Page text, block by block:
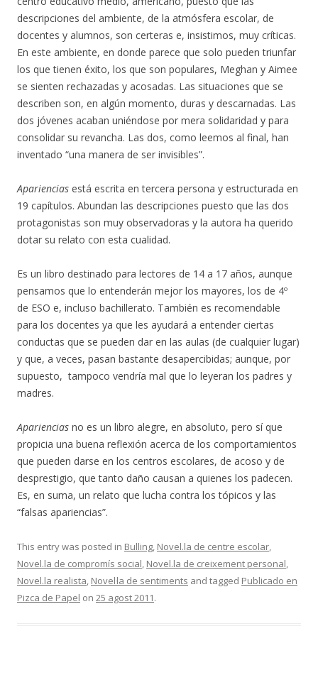
descripciones del ambiente, de la atmósfera escolar, de
docentes y alumnos, son certeras e, insistimos, muy críticas.
En este ambiente, en donde parece que solo pueden triunfar
los que tienen éxito, los que son populares, Meghan y Aimee
se sienten rechazadas y acosadas. Las situaciones que se
describen son, en algún momento, duras y descarnadas. Las
dos jóvenes acaban uniéndose por mera solidaridad y para
consolidar su revancha. Las dos, como leemos al final, han
inventado “una manera de ser invisibles”.
Apariencias está escrita en tercera persona y estructurada en
19 capítulos. Abundan las descripciones puesto que las dos
protagonistas son muy observadoras y la autora ha querido
dotar su relato con esta cualidad.
Es un libro destinado para lectores de 14 a 17 años, aunque
pensamos que lo entenderán mejor los mayores, los de 4º
de ESO e, incluso bachillerato. También es recomendable
para los docentes ya que les ayudará a entender ciertas
conductas que se pueden dar en las aulas (de cualquier lugar)
y que, a veces, pasan bastante desapercibidas; aunque, por
supuesto, tampoco vendría mal que lo leyeran los padres y
madres.
Apariencias no es un libro alegre, en absoluto, pero sí que
propicia una buena reflexión acerca de los comportamientos
que pueden darse en los centros escolares, de acoso y de
desprestigio, que tanto daño causan a quienes los padecen.
Es, en suma, un relato que lucha contra los tópicos y las
“falsas apariencias”.
This entry was posted in Bulling, Novel.la de centre escolar,
Novel.la de compromís social, Novel.la de creixement personal,
Novel.la realista, Novel·la de sentiments and tagged Publicado en
Pizca de Papel on 25 agost 2011.